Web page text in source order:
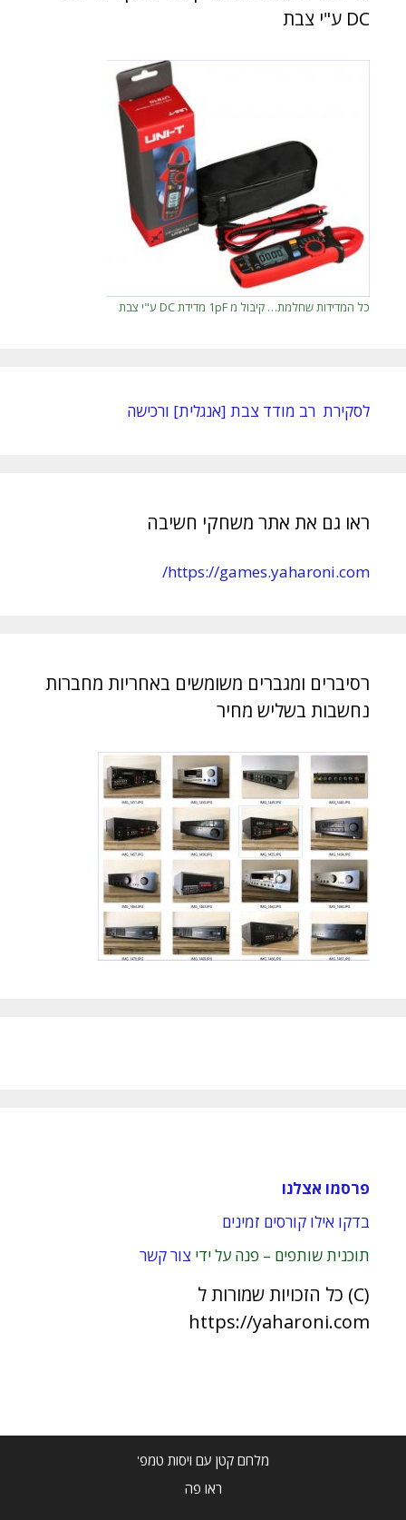
DC ע"י צבת
כל המדידות שחלמת… קיבול מ 1pF מדידת DC ע"י צבת
לסקירת רב מודד צבת [אנגלית] ורכישה
ראו גם את אתר משחקי חשיבה
https://games.yaharoni.com/
רסיברים ומגברים משומשים באחריות מחברות
נחשבות בשליש מחיר
פרסמו אצלנו
בדקו אילו קורסים זמינים
תוכנית שותפים – פנה על ידי צור קשר
(C) כל הזכויות שמורות ל
https://yaharoni.com
מלחם קטן עם ויסות טמפ'
ראו פה